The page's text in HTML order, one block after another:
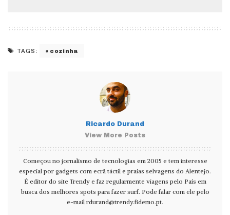
TAGS: cozinha
Ricardo Durand
View More Posts
Começou no jornalismo de tecnologias em 2005 e tem interesse
especial por gadgets com ecrã táctil e praias selvagens do Alentejo.
É editor do site Trendy e faz regularmente viagens pelo País em
busca dos melhores spots para fazer surf. Pode falar com ele pelo
e-mail rdurand@trendy.fidemo.pt.